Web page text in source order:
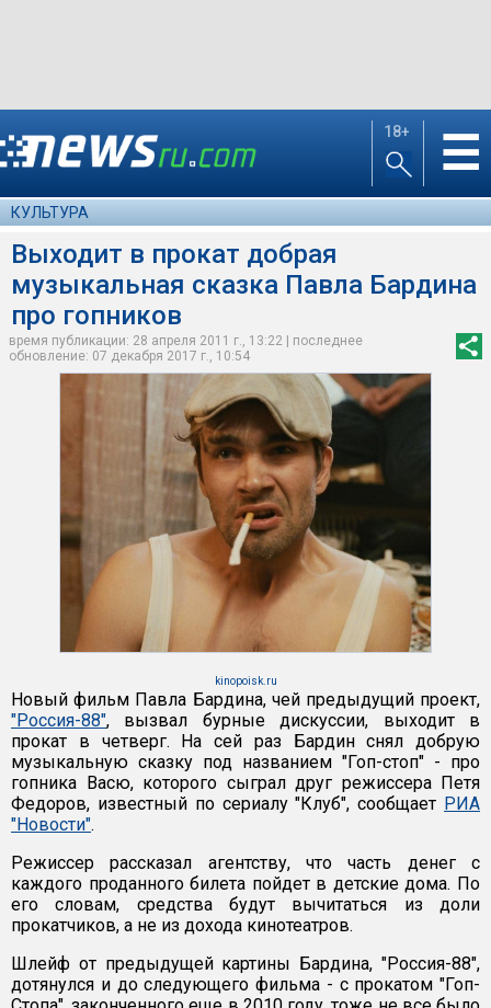
18+ ☰
КУЛЬТУРА
Выходит в прокат добрая
музыкальная сказка Павла Бардина
про гопников
время публикации: 28 апреля 2011 г., 13:22 | последнее
обновление: 07 декабря 2017 г., 10:54
kinopoisk.ru
Новый фильм Павла Бардина, чей предыдущий проект,
"Россия-88", вызвал бурные дискуссии, выходит в
прокат в четверг. На сей раз Бардин снял добрую
музыкальную сказку под названием "Гоп-стоп" - про
гопника Васю, которого сыграл друг режиссера Петя
Федоров, известный по сериалу "Клуб", сообщает РИА
"Новости".
Режиссер рассказал агентству, что часть денег с
каждого проданного билета пойдет в детские дома. По
его словам, средства будут вычитаться из доли
прокатчиков, а не из дохода кинотеатров.
Шлейф от предыдущей картины Бардина, "Россия-88",
дотянулся и до следующего фильма - с прокатом "Гоп-